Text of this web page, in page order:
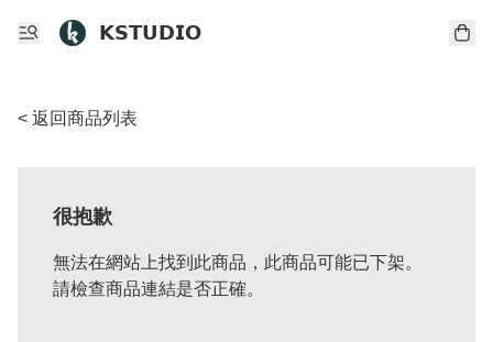
𝗞𝗦𝗧𝗨𝗗𝗜𝗢
< 返回商品列表
很抱歉
無法在網站上找到此商品，此商品可能已下架。
請檢查商品連結是否正確。